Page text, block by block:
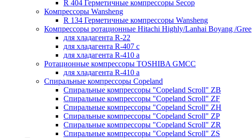
R 404 Герметичные компрессоры Secop
Компрессоры Wansheng
R 134 Герметичные компрессоры Wansheng
Компрессоры ротационные Hitachi Highly/Lanhai Boyang /Gree
для хладагента R-22
для хладагента R-407 с
для хладагента R-410 а
Ротационные компрессоры TOSHIBA GMCC
для хладагента R-410 а
Спиральные компрессоры Copeland
Спиральные компрессоры "Copeland Scroll" ZB
Спиральные компрессоры "Copeland Scroll" ZF
Спиральные компрессоры "Copeland Scroll" ZH
Спиральные компрессоры "Copeland Scroll" ZP
Спиральные компрессоры "Copeland Scroll" ZR
Спиральные компрессоры "Copeland Scroll" ZS